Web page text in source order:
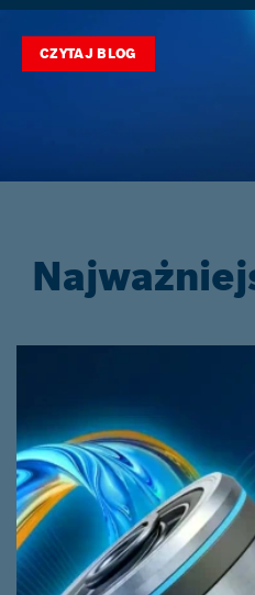
CZYTAJ BLOG